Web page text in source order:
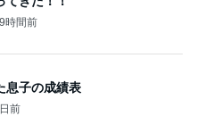
時間前
息子の成績表
前